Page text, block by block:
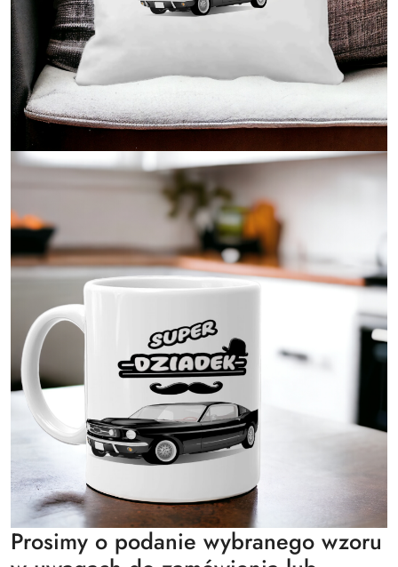
Prosimy o podanie wybranego wzoru